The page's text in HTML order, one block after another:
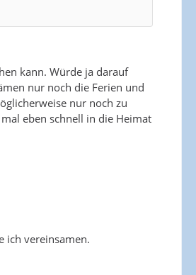
kann. Würde ja darauf
nur noch die Ferien und
nur noch zu
eben schnell in die Heimat
ich vereinsamen.